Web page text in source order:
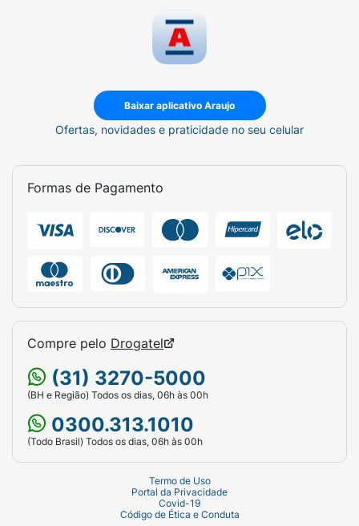
Baixar aplicativo Araujo
Ofertas, novidades e praticidade no seu celular
Formas de Pagamento
Compre pelo Drogatel
(31) 3270-5000
(BH e Região) Todos os dias, 06h às 00h
0300.313.1010
(Todo Brasil) Todos os dias, 06h às 00h
Termo de Uso
Portal da Privacidade
Covid-19
Código de Ética e Conduta